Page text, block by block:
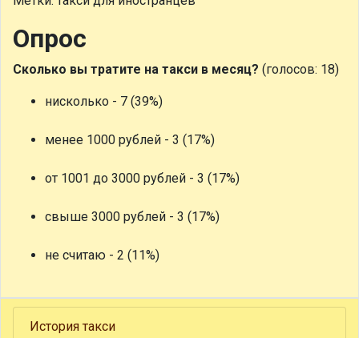
Опрос
Сколько вы тратите на такси в месяц? (голосов: 18)
нисколько - 7 (39%)
менее 1000 рублей - 3 (17%)
от 1001 до 3000 рублей - 3 (17%)
свыше 3000 рублей - 3 (17%)
не считаю - 2 (11%)
История такси